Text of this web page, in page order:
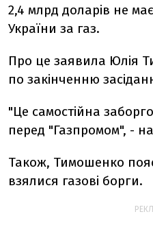
2,4 млрд доларів не
України за газ.
Про це заявила Юлія
по закінченню
"Це самостійна
перед "Газпромом", -
Також, Тимошенко
взялися газові борги.